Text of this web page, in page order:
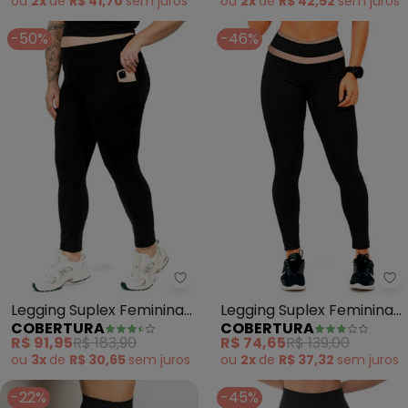
-50%
Cobertura - Legging Suplex
Legging Suplex Feminina
(Preto)
COBERTURA
R$ 91,95R$ 183,90
ou 3x de R$ 30,65 sem juros
-46%
Legging Suplex Feminina
(Preto)
COBERTURA
R$ 74,65R$ 139,00
ou 2x de R$ 37,32 sem juros
-22% -45%